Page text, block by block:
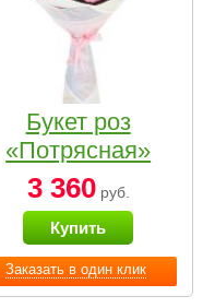
Заказать в один клик
Букет роз
«Потрясная»
3 360руб.
Купить